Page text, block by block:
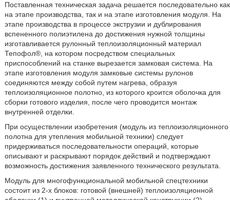
Поставленная техническая задача решается последовательно как
на этапе производства, так и на этапе изготовления модуля. На
этапе производства в процессе экструзии и дублирования
вспененного полиэтилена до достижения нужной толщины
изготавливается рулонный теплоизоляционный материал
Тепофол®, на котором посредством специальных
приспособлений на станке вырезается замковая система. На
этапе изготовления модуля замковые системы рулонов
соединяются между собой путем нагрева, образуя
теплоизоляционное полотно, из которого кроится оболочка для
сборки готового изделия, после чего проводится монтаж
внутренней отделки.
При осуществлении изобретения (модуль из теплоизоляционного
полотна для утепления мобильной техники) следует
придерживаться последовательности операций, которые
описывают и раскрывают порядок действий и подтверждают
возможность достижения заявленного технического результата.
Модуль для многофункциональной мобильной спецтехники
состоит из 2-х блоков: готовой (внешней) теплоизоляционной